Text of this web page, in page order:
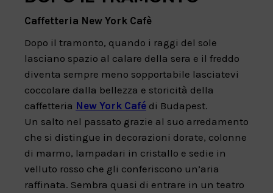
Caffetteria New York Cafè
Dopo il tramonto, quando i raggi del sole
lasciano spazio al calare della sera e il freddo
diventa sempre meno sopportabile lasciatevi
coccolare dalla bellezza e storicità della
caffetteria New York Café di Budapest.
Un salto nel passato grazie al suo arredamento
che si distingue in decorazioni dorate, colonne
di marmo, lampadari in cristallo e sedie in
velluto rosso che gli conferiscono un’aria
raffinata. Sembra quasi di entrare in un teatro